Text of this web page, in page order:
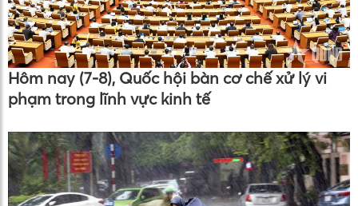
Hôm nay (7-8), Quốc hội bàn cơ chế xử lý vi
phạm trong lĩnh vực kinh tế